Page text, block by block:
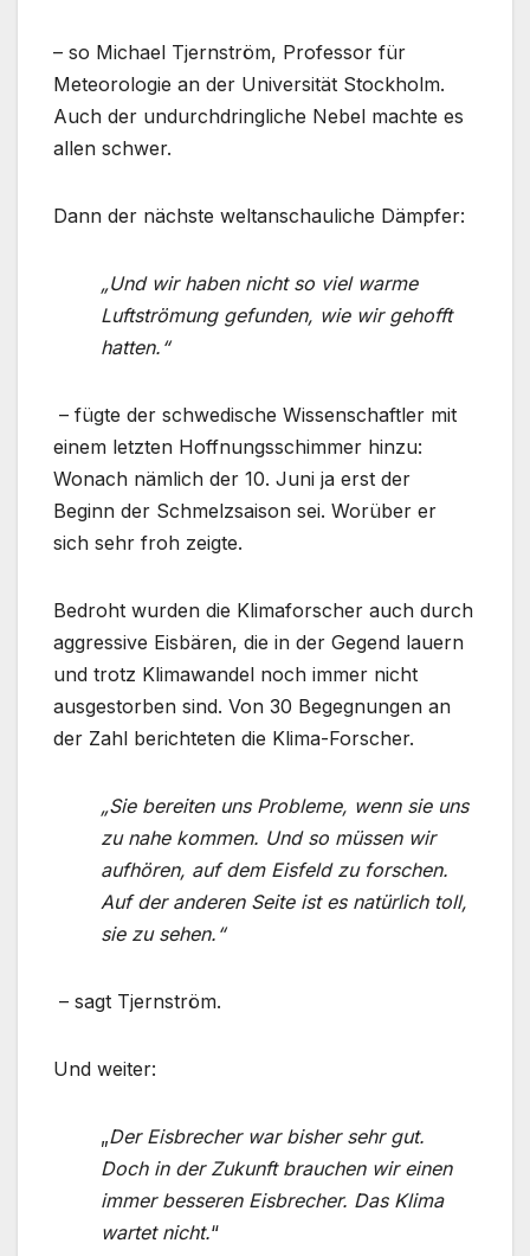
– so Michael Tjernström, Professor für
Meteorologie an der Universität Stockholm.
Auch der undurchdringliche Nebel machte es
allen schwer.
Dann der nächste weltanschauliche Dämpfer:
„Und wir haben nicht so viel warme
Luftströmung gefunden, wie wir gehofft
hatten.“
– fügte der schwedische Wissenschaftler mit
einem letzten Hoffnungsschimmer hinzu:
Wonach nämlich der 10. Juni ja erst der
Beginn der Schmelzsaison sei. Worüber er
sich sehr froh zeigte.
Bedroht wurden die Klimaforscher auch durch
aggressive Eisbären, die in der Gegend lauern
und trotz Klimawandel noch immer nicht
ausgestorben sind. Von 30 Begegnungen an
der Zahl berichteten die Klima-Forscher.
„Sie bereiten uns Probleme, wenn sie uns
zu nahe kommen. Und so müssen wir
aufhören, auf dem Eisfeld zu forschen.
Auf der anderen Seite ist es natürlich toll,
sie zu sehen.“
– sagt Tjernström.
Und weiter:
„Der Eisbrecher war bisher sehr gut.
Doch in der Zukunft brauchen wir einen
immer besseren Eisbrecher. Das Klima
wartet nicht.“